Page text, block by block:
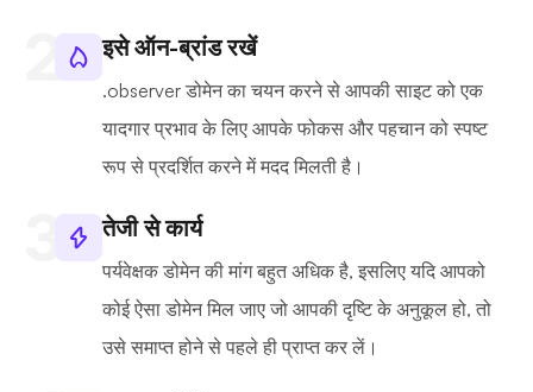
इसे ऑन-ब्रांड रखें
.observer डोमेन का चयन करने से आपकी साइट को एक
यादगार प्रभाव के लिए आपके फोकस और पहचान को स्पष्ट
रूप से प्रदर्शित करने में मदद मिलती है।
तेजी से कार्य
पर्यवेक्षक डोमेन की मांग बहुत अधिक है, इसलिए यदि आपको
कोई ऐसा डोमेन मिल जाए जो आपकी दृष्टि के अनुकूल हो, तो
उसे समाप्त होने से पहले ही प्राप्त कर लें।